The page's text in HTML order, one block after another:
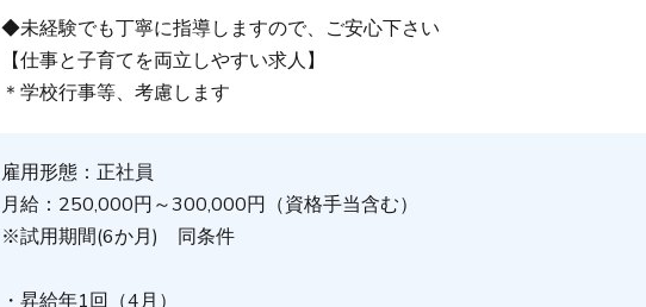
◆未経験でも丁寧に指導しますので、ご安心下さい
【仕事と子育てを両立しやすい求人】
＊学校行事等、考慮します
雇用形態：正社員
月給：250,000円～300,000円（資格手当含む）
※試用期間(6か月) 同条件
・昇給年1回（4月）